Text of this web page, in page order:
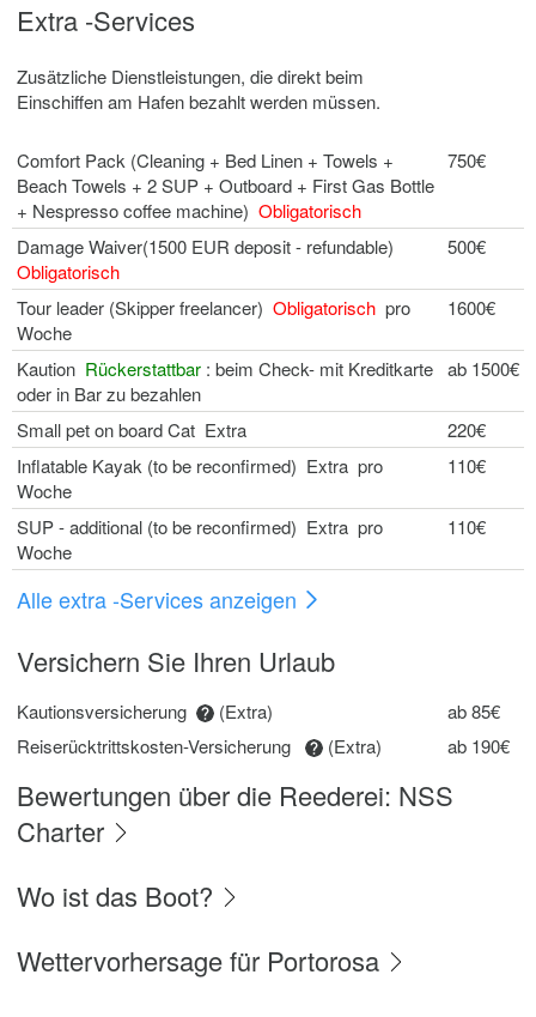
Extra -Services
Zusätzliche Dienstleistungen, die direkt beim
Einschiffen am Hafen bezahlt werden müssen.
Comfort Pack (Cleaning + Bed Linen + Towels +
Beach Towels + 2 SUP + Outboard + First Gas Bottle
+ Nespresso coffee machine) Obligatorisch
750€
Damage Waiver(1500 EUR deposit - refundable)
Obligatorisch
500€
Tour leader (Skipper freelancer) Obligatorisch pro
Woche
1600€
Kaution Rückerstattbar : beim Check- mit Kreditkarte
oder in Bar zu bezahlen
ab 1500€
Small pet on board Cat Extra
220€
Inflatable Kayak (to be reconfirmed) Extra pro
Woche
110€
SUP - additional (to be reconfirmed) Extra pro
Woche
110€
Alle extra -Services anzeigen
Versichern Sie Ihren Urlaub
Kautionsversicherung (Extra)
ab 85€
Reiserücktrittskosten-Versicherung
(Extra) ab 190€
Bewertungen über die Reederei: NSS
Charter
Wo ist das Boot?
Wettervorhersage für Portorosa